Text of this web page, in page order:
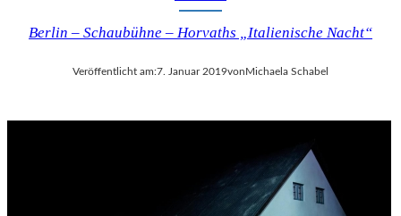
Berlin – Schaubühne – Horvaths „Italienische Nacht“
Veröffentlicht am:7. Januar 2019von Michaela Schabel